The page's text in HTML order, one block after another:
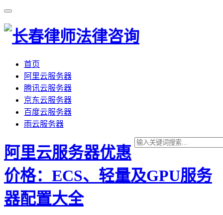
首页
阿里云服务器
腾讯云服务器
京东云服务器
百度云服务器
雨云服务器
阿里云服务器优惠
价格：ECS、轻量及GPU服务
器配置大全